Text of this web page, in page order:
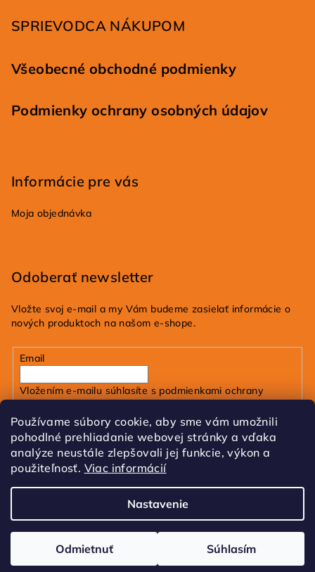
Používame súbory cookie, aby sme vám umožnili
pohodlné prehliadanie webovej stránky a vďaka
analýze neustále zlepšovali jej funkcie, výkon a
použiteľnosť. Viac informácií
Nastavenie
Odmietnuť Súhlasím
SPRIEVODCA NÁKUPOM
Všeobecné obchodné podmienky
Podmienky ochrany osobných údajov
Informácie pre vás
Moja objednávka
Odoberať newsletter
Vložte svoj e-mail a my Vám budeme zasielať informácie o
nových produktoch na našom e-shope.
Email
Vložením e-mailu súhlasíte s podmienkami ochrany
Prihlásiť sa
Upraviť nastavenie cookies
Vytvoril Shoptet